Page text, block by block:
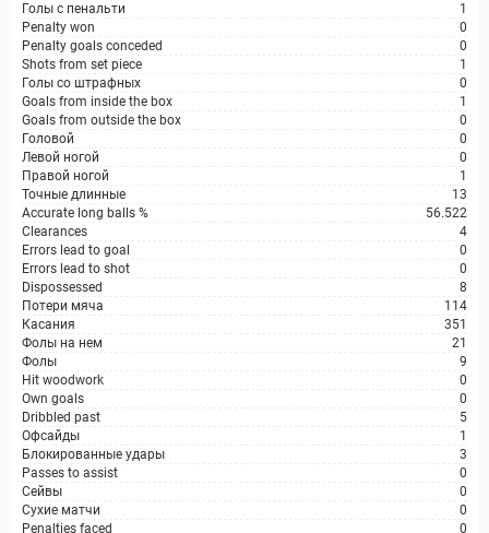
Голы с пенальти
1
Penalty won
0
Penalty goals conceded
0
Shots from set piece
1
Голы со штрафных
0
Goals from inside the box
1
Goals from outside the box
0
Головой
0
Левой ногой
0
Правой ногой
1
Точные длинные
13
Accurate long balls %
56.522
Clearances
4
Errors lead to goal
0
Errors lead to shot
0
Dispossessed
8
Потери мяча
114
Касания
351
Фолы на нем
21
Фолы
9
Hit woodwork
0
Own goals
0
Dribbled past
5
Офсайды
1
Блокированные удары
3
Passes to assist
0
Сейвы
0
Сухие матчи
0
Penalties faced
0